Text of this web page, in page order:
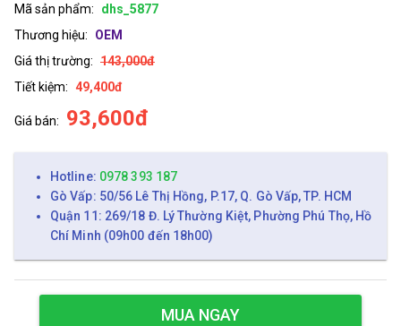
Mã sản phẩm:
dhs_5877
Thương hiệu:
OEM
Giá thị trường: 143,000đ
Tiết kiệm: 49,400đ
Giá bán: 93,600đ
Hotline: 0978 393 187
Gò Vấp: 50/56 Lê Thị Hồng, P.17, Q. Gò Vấp, TP. HCM
Quận 11: 269/18 Đ. Lý Thường Kiệt, Phường Phú Thọ, Hồ
Chí Minh (09h00 đến 18h00)
MUA NGAY